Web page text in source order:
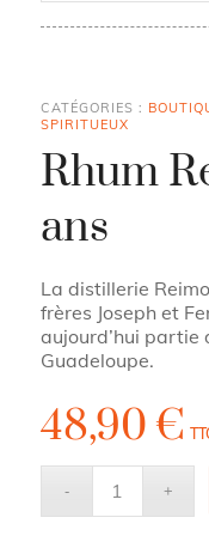
Rhum
ans
48,90€
La distillerie
frères Joseph et
aujourd’hui partie
Guadeloupe.
CATÉGORIES :
SPIRITUEUX